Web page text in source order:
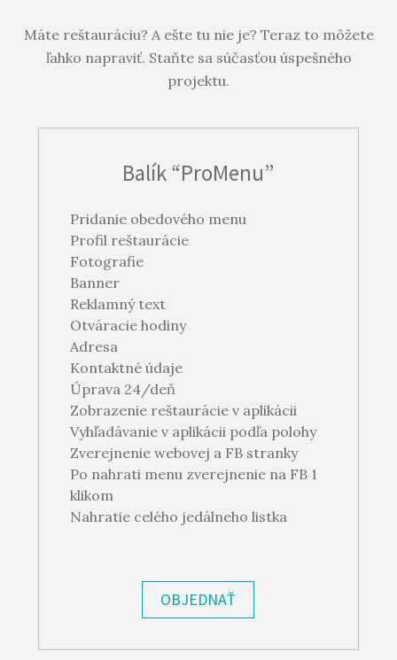
Máte reštauráciu? A ešte tu nie je? Teraz to môžete
ľahko napraviť. Staňte sa súčasťou úspešného
projektu.
Balík “ProMenu”
Pridanie obedového menu
Profil reštaurácie
Fotografie
Banner
Reklamný text
Otváracie hodiny
Adresa
Kontaktné údaje
Úprava 24/deň
Zobrazenie reštaurácie v aplikácii
Vyhľadávanie v aplikácii podľa polohy
Zverejnenie webovej a FB stranky
Po nahrati menu zverejnenie na FB 1
klikom
Nahratie celého jedálneho listka
OBJEDNAŤ